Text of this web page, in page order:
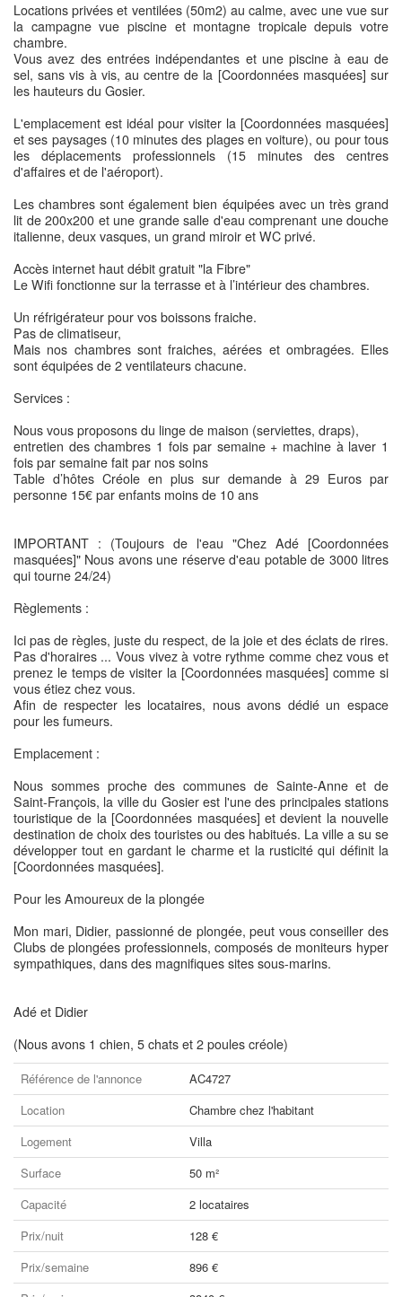
Locations privées et ventilées (50m2) au calme, avec une vue sur
la campagne vue piscine et montagne tropicale depuis votre
chambre.
Vous avez des entrées indépendantes et une piscine à eau de
sel, sans vis à vis, au centre de la [Coordonnées masquées] sur
les hauteurs du Gosier.
L'emplacement est idéal pour visiter la [Coordonnées masquées]
et ses paysages (10 minutes des plages en voiture), ou pour tous
les déplacements professionnels (15 minutes des centres
d'affaires et de l'aéroport).
Les chambres sont également bien équipées avec un très grand
lit de 200x200 et une grande salle d'eau comprenant une douche
italienne, deux vasques, un grand miroir et WC privé.
Accès internet haut débit gratuit "la Fibre"
Le Wifi fonctionne sur la terrasse et à l’intérieur des chambres.
Un réfrigérateur pour vos boissons fraiche.
Pas de climatiseur,
Mais nos chambres sont fraiches, aérées et ombragées. Elles
sont équipées de 2 ventilateurs chacune.
Services :
Nous vous proposons du linge de maison (serviettes, draps),
entretien des chambres 1 fois par semaine + machine à laver 1
fois par semaine fait par nos soins
Table d’hôtes Créole en plus sur demande à 29 Euros par
personne 15€ par enfants moins de 10 ans
IMPORTANT : (Toujours de l'eau "Chez Adé [Coordonnées
masquées]" Nous avons une réserve d'eau potable de 3000 litres
qui tourne 24/24)
Règlements :
Ici pas de règles, juste du respect, de la joie et des éclats de rires.
Pas d'horaires ... Vous vivez à votre rythme comme chez vous et
prenez le temps de visiter la [Coordonnées masquées] comme si
vous étiez chez vous.
Afin de respecter les locataires, nous avons dédié un espace
pour les fumeurs.
Emplacement :
Nous sommes proche des communes de Sainte-Anne et de
Saint-François, la ville du Gosier est l'une des principales stations
touristique de la [Coordonnées masquées] et devient la nouvelle
destination de choix des touristes ou des habitués. La ville a su se
développer tout en gardant le charme et la rusticité qui définit la
[Coordonnées masquées].
Pour les Amoureux de la plongée
Mon mari, Didier, passionné de plongée, peut vous conseiller des
Clubs de plongées professionnels, composés de moniteurs hyper
sympathiques, dans des magnifiques sites sous-marins.
Adé et Didier
(Nous avons 1 chien, 5 chats et 2 poules créole)
Référence de l'annonce
AC4727
Location
Chambre chez l'habitant
Logement
Villa
Surface
50 m²
Capacité
2 locataires
Prix/nuit
128 €
Prix/semaine
896 €